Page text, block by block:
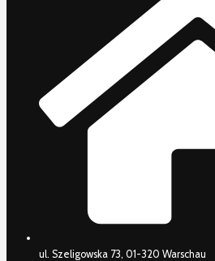
ul. Szeligowska 73, 01-320 Warschau